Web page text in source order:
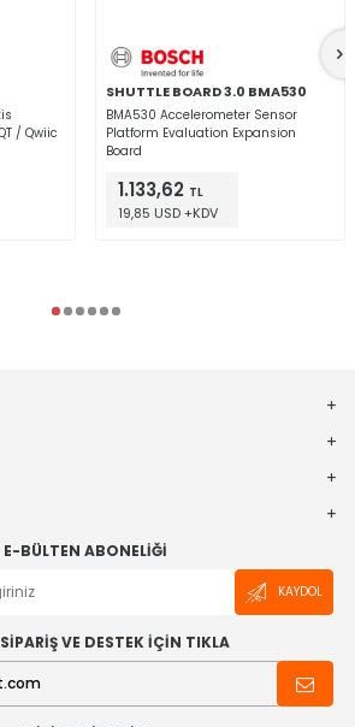
/ Qwiic
SHUTTLE BOARD 3.0 BMA530
BMA530 Accelerometer Sensor
Platform Evaluation Expansion
Board
1.133,62 TL
19,85 USD +KDV
E-BÜLTEN ABONELIĞI
KAYDOL
VE DESTEK İÇİN TIKLA